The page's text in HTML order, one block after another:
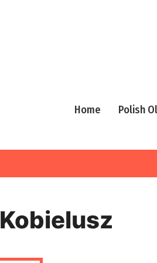
Home Polish
Kobielusz